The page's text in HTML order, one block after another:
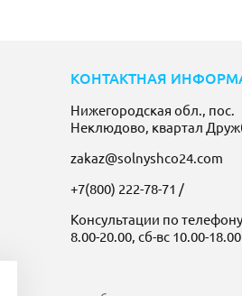
КОНТАКТНАЯ
Нижегородская обл., пос.
Неклюдово, квартал
zakaz@solnyshco24.com
+7(800) 222-78-71 /
Консультации по
8.00-20.00, сб-вс 10.00-18.00